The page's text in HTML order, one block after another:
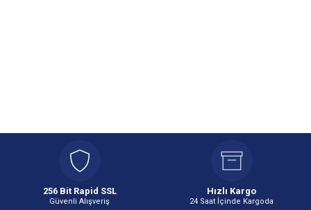
256 Bit Rapid SSL
Güvenli Alışveriş
Hızlı Kargo
24 Saat İçinde Kargoda